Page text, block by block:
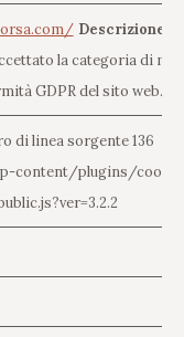
Descrizione
la categoria di
GDPR del sito web.
di linea sorgente 136
content/plugins/